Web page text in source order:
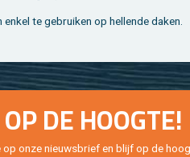
enkel te ge­brui­ken op hel­len­de daken.
DE HOOG­TE!
op onze nieuws­brief en blijf op de